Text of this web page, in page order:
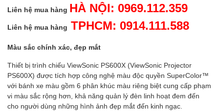
Liên hệ mua hàng HÀ NỘI: 0969.112.359
Liên hệ mua hàng TPHCM: 0914.111.588
Màu sắc chính xác, đẹp mắt
Thiết bị trình chiếu ViewSonic PS600X (ViewSonic Projector
PS600X) được tích hợp công nghệ màu độc quyền SuperColor™
với bánh xe màu gồm 6 phân khúc màu riêng biệt cung cấp phạm
vi màu sắc rộng hơn, khả năng quản lý đèn linh hoạt đem đến
cho người dùng những hình ảnh đẹp mắt đến kinh ngạc.